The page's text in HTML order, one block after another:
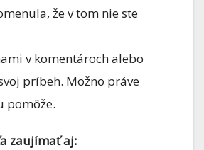
že v tom nie ste
v komentároch alebo
príbeh. Možno práve
pomôže.
zaujímať aj: